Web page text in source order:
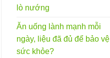
lò nướng
Ăn uống lành mạnh mỗi
ngày, liệu đã đủ để bảo vệ
sức khỏe?